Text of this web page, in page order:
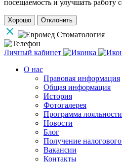
посещаемость и улучшать работу
Хорошо Отклонить
Личный кабинет
О нас
Правовая информация
Общая информация
История
Фотогалерея
Программа лояльности
Новости
Блог
Получение
Вакансии
Контакты